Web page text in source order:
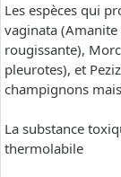
Les espèces qui
vaginata
rougissante),
pleurotes), et
champignons
La substance
thermolabile